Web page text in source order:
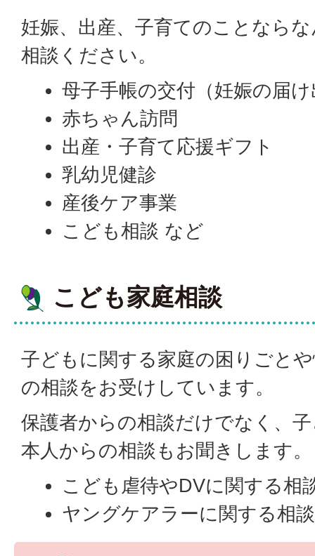
妊娠、出産、子育てのことなら
相談ください。
母子手帳の交付（妊娠の届
赤ちゃん訪問
出産・子育て応援ギフト
乳幼児健診
産後ケア事業
こども相談 など
こども家庭相談
子どもに関する家庭の困りごと
の相談をお受けしています。
保護者からの相談だけでなく、
本人からの相談もお聞きします。
こども虐待やDVに関する相
ヤングケアラーに関する相